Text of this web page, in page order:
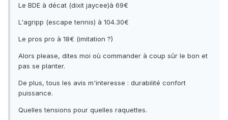
Le BDE à décat (dixit jaycee)à 69€
L'agripp (escape tennis) à 104.30€
Le pros pro à 18€ (imitation ?)
Alors please, dites moi où commander à coup sûr le bon et
pas se planter.
De plus, tous les avis m'interesse : durabilité confort
puissance.
Quelles tensions pour quelles raquettes.